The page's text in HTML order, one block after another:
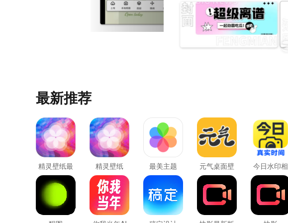
最新推荐
精灵壁纸最
新版
精灵壁纸 最美主题
元气桌面壁
纸
今日水印相
机